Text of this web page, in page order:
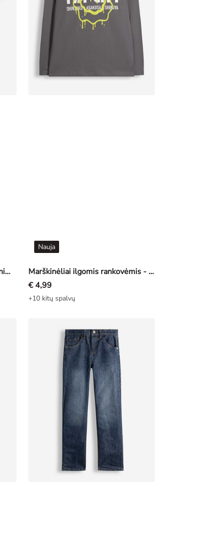
Marškinėliai - Priekinis spausdinimas - zalias Marškinėliai ilgomis rankovėmis - Priekinis spausdinimas - tamsiai pilka
Nauja
€ 4,99
+10 kitų spalvų